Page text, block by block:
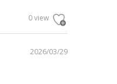
0 view
2026/03/29